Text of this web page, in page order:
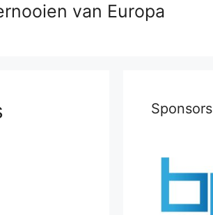
van Europa
Sponsors